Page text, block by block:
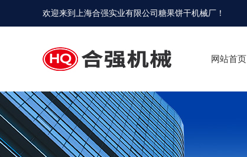
欢迎来到 上海合强实业有限公司糖果饼干机械厂 ！
网站首页